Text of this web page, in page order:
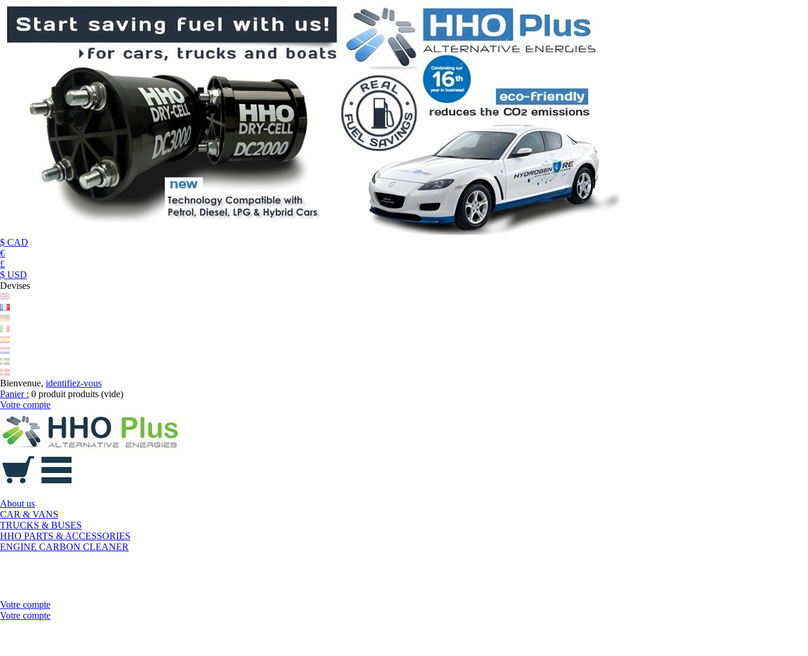
$ CAD
€
£
$ USD
Devises
Bienvenue, identifiez-vous
Panier : 0 produit produits (vide)
Votre compte
About us
CAR & VANS
TRUCKS & BUSES
HHO PARTS & ACCESSORIES
ENGINE CARBON CLEANER
Votre compte
Votre compte